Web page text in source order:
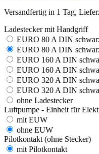
Versandfertig in 1 Tag,
Ladestecker mit Handgriff
EURO 80 A DIN
EURO 80 A DIN
EURO 160 A DIN
EURO 160 A DIN
EURO 320 A DIN
EURO 320 A DIN
ohne Ladestecker
Luftpumpe - Einheit für
mit EUW
ohne EUW
Pilotkontakt (ohne Stecker)
mit Pilotkontakt